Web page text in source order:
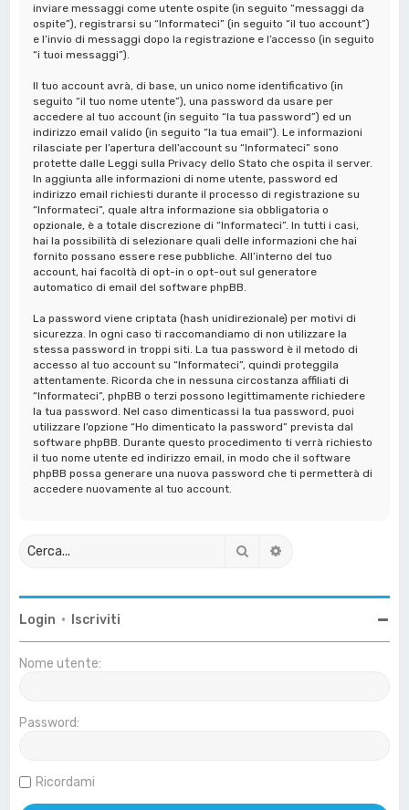
inviare messaggi come utente ospite (in seguito “messaggi da
ospite”), registrarsi su “Informateci” (in seguito “il tuo account”)
e l’invio di messaggi dopo la registrazione e l’accesso (in seguito
“i tuoi messaggi”).
Il tuo account avrà, di base, un unico nome identificativo (in
seguito “il tuo nome utente”), una password da usare per
accedere al tuo account (in seguito “la tua password”) ed un
indirizzo email valido (in seguito “la tua email”). Le informazioni
rilasciate per l’apertura dell’account su “Informateci” sono
protette dalle Leggi sulla Privacy dello Stato che ospita il server.
In aggiunta alle informazioni di nome utente, password ed
indirizzo email richiesti durante il processo di registrazione su
“Informateci”, quale altra informazione sia obbligatoria o
opzionale, è a totale discrezione di “Informateci”. In tutti i casi,
hai la possibilità di selezionare quali delle informazioni che hai
fornito possano essere rese pubbliche. All’interno del tuo
account, hai facoltà di opt-in o opt-out sul generatore
automatico di email del software phpBB.
La password viene criptata (hash unidirezionale) per motivi di
sicurezza. In ogni caso ti raccomandiamo di non utilizzare la
stessa password in troppi siti. La tua password è il metodo di
accesso al tuo account su “Informateci”, quindi proteggila
attentamente. Ricorda che in nessuna circostanza affiliati di
“Informateci”, phpBB o terzi possono legittimamente richiedere
la tua password. Nel caso dimenticassi la tua password, puoi
utilizzare l’opzione “Ho dimenticato la password” prevista dal
software phpBB. Durante questo procedimento ti verrà richiesto
il tuo nome utente ed indirizzo email, in modo che il software
phpBB possa generare una nuova password che ti permetterà di
accedere nuovamente al tuo account.
Cerca
Login • Iscriviti
Nome utente:
Password:
Ricordami